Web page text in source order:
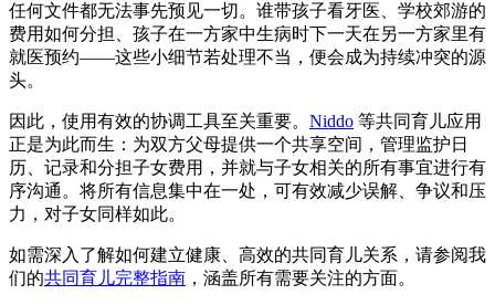
任何文件都无法事先预见一切。谁带孩子看牙医、学校郊游的
费用如何分担、孩子在一方家中生病时下一天在另一方家里有
就医预约——这些小细节若处理不当，便会成为持续冲突的源
头。
因此，使用有效的协调工具至关重要。 Niddo 等共同育儿应用
正是为此而生：为双方父母提供一个共享空间，管理监护日
历、记录和分担子女费用，并就与子女相关的所有事宜进行有
序沟通。将所有信息集中在一处，可有效减少误解、争议和压
力，对子女同样如此。
如需深入了解如何建立健康、高效的共同育儿关系，请参阅我
们的共同育儿完整指南 ，涵盖所有需要关注的方面。